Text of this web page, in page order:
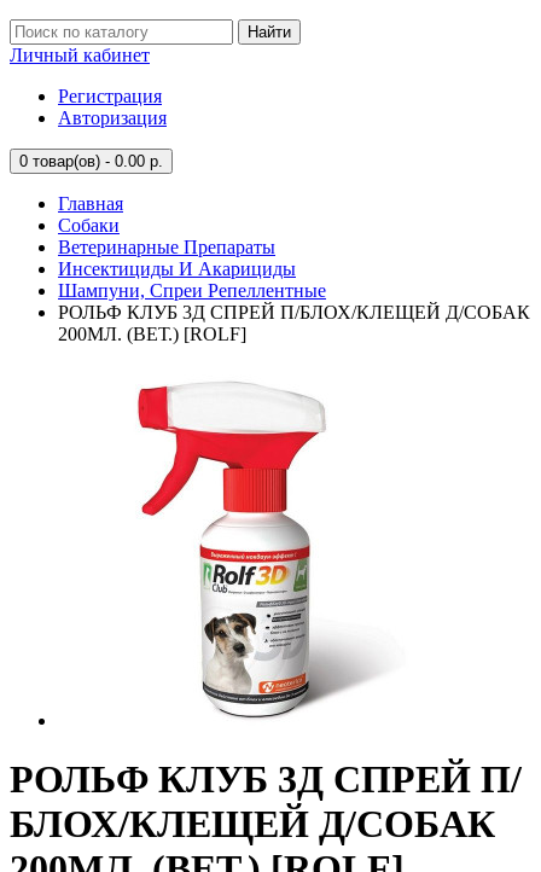
Найти
Личный кабинет
Регистрация
Авторизация
0 товар(ов) - 0.00 р.
Главная
Собаки
Ветеринарные Препараты
Инсектициды И Акарициды
Шампуни, Спреи Репеллентные
РОЛЬФ КЛУБ 3Д СПРЕЙ П/БЛОХ/КЛЕЩЕЙ Д/СОБАК
200МЛ. (ВЕТ.) [ROLF]
РОЛЬФ КЛУБ 3Д СПРЕЙ П/
БЛОХ/КЛЕЩЕЙ Д/СОБАК